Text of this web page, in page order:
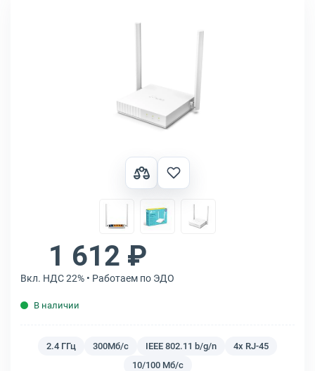
1 612 ₽
Вкл. НДС 22% • Работаем по ЭДО
В наличии
2.4 ГГц 300Мб/с IEEE 802.11 b/g/n
4x RJ-45
10/100 Мб/с